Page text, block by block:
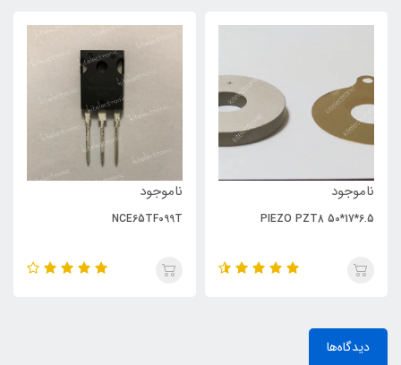
ناموجود
PIEZO PZT8 50*17*6.5
ناموجود
NCE65TF099T
دیدگاه‌ها